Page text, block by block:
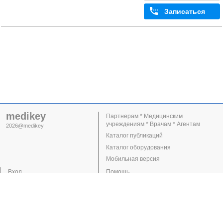
Записаться
medikey
2026@medikey
Вход
Партнерам * Медицинским
учреждениям * Врачам * Агентам
Каталог публикаций
Каталог оборудования
Мобильная версия
Помощь